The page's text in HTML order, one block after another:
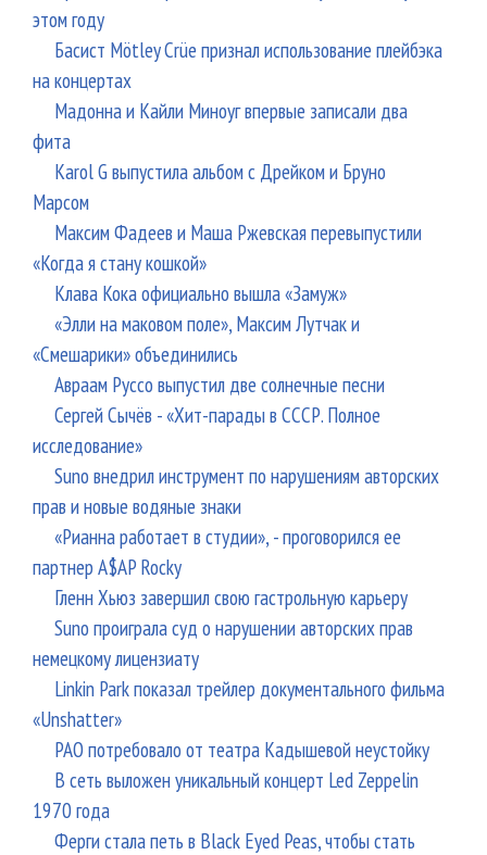
этом году
Басист Mötley Crüe признал использование плейбэка
на концертах
Мадонна и Кайли Миноуг впервые записали два
фита
Karol G выпустила альбом с Дрейком и Бруно
Марсом
Максим Фадеев и Маша Ржевская перевыпустили
«Когда я стану кошкой»
Клава Кока официально вышла «Замуж»
«Элли на маковом поле», Максим Лутчак и
«Смешарики» объединились
Авраам Руссо выпустил две солнечные песни
Сергей Сычёв - «Хит-парады в СССР. Полное
исследование»
Suno внедрил инструмент по нарушениям авторских
прав и новые водяные знаки
«Рианна работает в студии», - проговорился ее
партнер A$AP Rocky
Гленн Хьюз завершил свою гастрольную карьеру
Suno проиграла суд о нарушении авторских прав
немецкому лицензиату
Linkin Park показал трейлер документального фильма
«Unshatter»
РАО потребовало от театра Кадышевой неустойку
В сеть выложен уникальный концерт Led Zeppelin
1970 года
Ферги стала петь в Black Eyed Peas, чтобы стать